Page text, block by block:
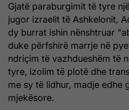
Gjatë paraburgimit të tyre
jugor izraelit të Ashkelonit,
dy burrat ishin nënshtruar
duke përfshirë marrje në
ndriçim të vazhdueshëm të
tyre, izolim të plotë dhe
me sy të lidhur, madje edhe
mjekësore.